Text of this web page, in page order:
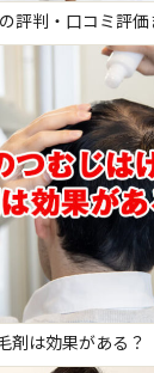
評判・口コミ評価
剤は効果がある？